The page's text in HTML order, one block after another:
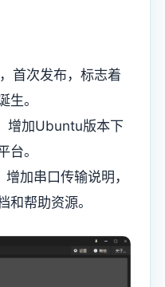
首次发布，标志着
生。
增加Ubuntu版本下
台。
加串口传输说明，
和帮助资源。